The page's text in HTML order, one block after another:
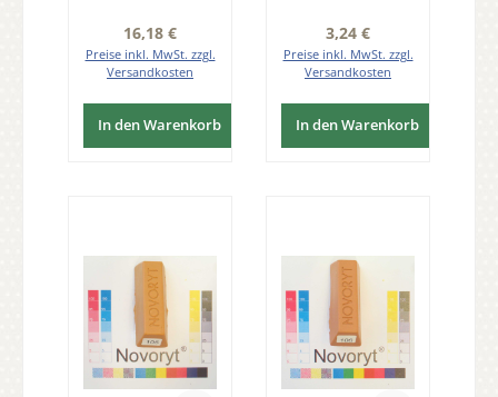
Regulärer Preis:
16,18 €
Preise inkl. MwSt. zzgl.
Versandkosten
In den Warenkorb
Regulärer Preis:
3,24 €
Preise inkl. MwSt. zzgl.
Versandkosten
In den Warenkorb